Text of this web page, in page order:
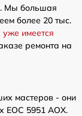
Мы большая
более 20 тыс.
уже имеется
ремонта на
мастеров - они
EOC 5951 AOX.